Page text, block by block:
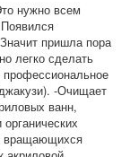
нужно всем
пришла пора
легко сделать
-Очищает
ванн,
вращающихся